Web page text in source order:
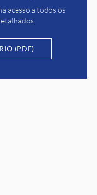
acesso a todos os
(PDF)